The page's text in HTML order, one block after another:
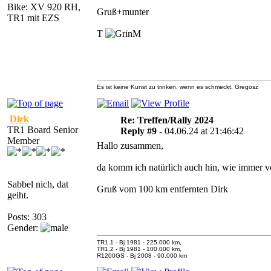
Bike: XV 920 RH,
TR1 mit EZS
Gruß+munter
T M
Es ist keine Kunst zu trinken, wenn es schmeckt. Gregosz
Dirk
TR1 Board Senior
Member
Sabbel nich, dat
geiht.
Posts: 303
Gender:
Re: Treffen/Rally 2024
Reply #9 - 04.06.24 at 21:46:42
Hallo zusammen,
da komm ich natürlich auch hin, wie immer
Gruß vom 100 km entfernten Dirk
TR1.1 - Bj 1981 - 225.000 km,
TR1.2 - Bj 1981 - 100.000 km,
R1200GS - Bj 2008 - 90.000 km